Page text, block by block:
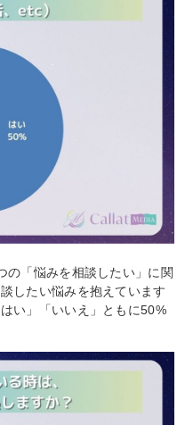
の「悩みを相談したい」に関
したい悩みを抱えています
い」「いいえ」ともに50%